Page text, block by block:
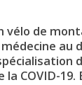
vélo de
au
COVID-19.